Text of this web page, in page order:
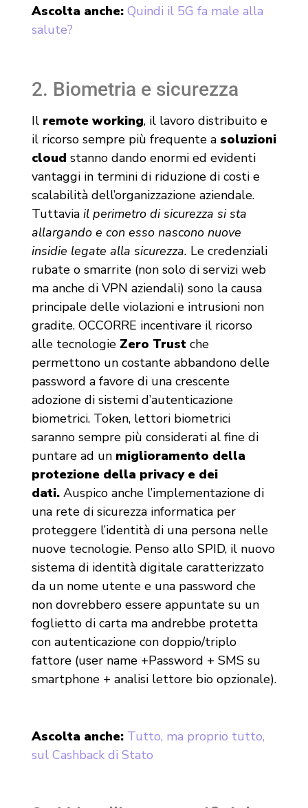
Ascolta anche: Quindi il 5G fa male alla
salute?
2. Biometria e sicurezza
Il remote working, il lavoro distribuito e
il ricorso sempre più frequente a soluzioni
cloud stanno dando enormi ed evidenti
vantaggi in termini di riduzione di costi e
scalabilità dell’organizzazione aziendale.
Tuttavia il perimetro di sicurezza si sta
allargando e con esso nascono nuove
insidie legate alla sicurezza. Le credenziali
rubate o smarrite (non solo di servizi web
ma anche di VPN aziendali) sono la causa
principale delle violazioni e intrusioni non
gradite. OCCORRE incentivare il ricorso
alle tecnologie Zero Trustche
permettono un costante abbandono delle
password a favore di una crescente
adozione di sistemi d’autenticazione
biometrici. Token, lettori biometrici
saranno sempre più considerati al fine di
puntare ad un miglioramento della
protezione della privacy e dei
dati.Auspico anche l’implementazione di
una rete di sicurezza informatica per
proteggere l’identità di una persona nelle
nuove tecnologie. Penso allo SPID, il nuovo
sistema di identità digitale caratterizzato
da un nome utente e una password che
non dovrebbero essere appuntate su un
foglietto di carta ma andrebbe protetta
con autenticazione con doppio/triplo
fattore (user name +Password + SMS su
smartphone + analisi lettore bio opzionale).
Ascolta anche: Tutto, ma proprio tutto,
sul Cashback di Stato